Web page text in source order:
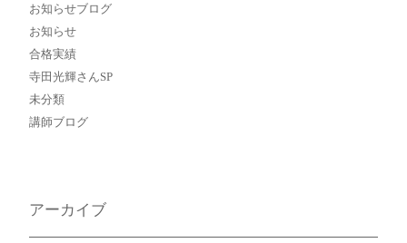
お知らせブログ
お知らせ
合格実績
寺田光輝さんSP
未分類
講師ブログ
アーカイブ